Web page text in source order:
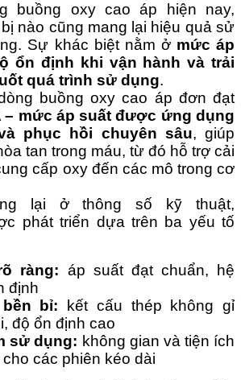
buồng oxy cao áp hiện nay,
nào cũng mang lại hiệu quả sử
Sự khác biệt nằm ở mức áp
ổn định khi vận hành và trải
quá trình sử dụng.
buồng oxy cao áp đơn đạt
– mức áp suất được ứng dụng
phục hồi chuyên sâu, giúp
tan trong máu, từ đó hỗ trợ cải
cấp oxy đến các mô trong cơ
lại ở thông số kỹ thuật,
phát triển dựa trên ba yếu tố
ràng: áp suất đạt chuẩn, hệ
định
bỉ: kết cấu thép không gỉ
độ ổn định cao
sử dụng: không gian và tiện ích
các phiên kéo dài